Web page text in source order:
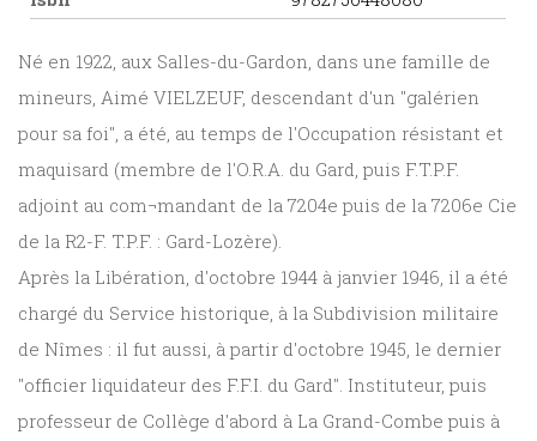
Né en 1922, aux Salles-du-Gardon, dans une famille de
mineurs, Aimé VIELZEUF, descendant d'un "galérien
pour sa foi", a été, au temps de l'Occupation résistant et
maquisard (membre de l'O.R.A. du Gard, puis F.T.P.F.
adjoint au com¬mandant de la 7204e puis de la 7206e Cie
de la R2-F. T.P.F. : Gard-Lozère).
Après la Libération, d'octobre 1944 à janvier 1946, il a été
chargé du Service historique, à la Subdivision militaire
de Nîmes : il fut aussi, à partir d'octobre 1945, le dernier
"officier liquidateur des F.F.I. du Gard". Instituteur, puis
professeur de Collège d'abord à La Grand-Combe puis à